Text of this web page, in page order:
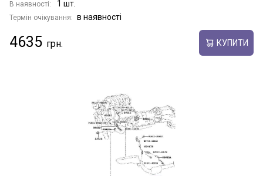
INNOVA / KIJANG INNOVA
В наявності: 1 шт.
Термін очікування: в наявності
4635 КУПИТИ